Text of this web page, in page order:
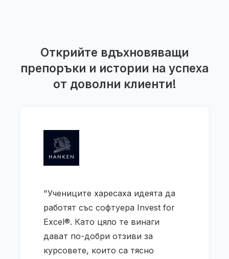
Открийте вдъхновяващи
препоръки и истории на успеха
от доволни клиенти!
"Учениците харесаха идеята да
работят със софтуера Invest for
Excel®. Като цяло те винаги
дават по-добри отзиви за
курсовете, които са тясно